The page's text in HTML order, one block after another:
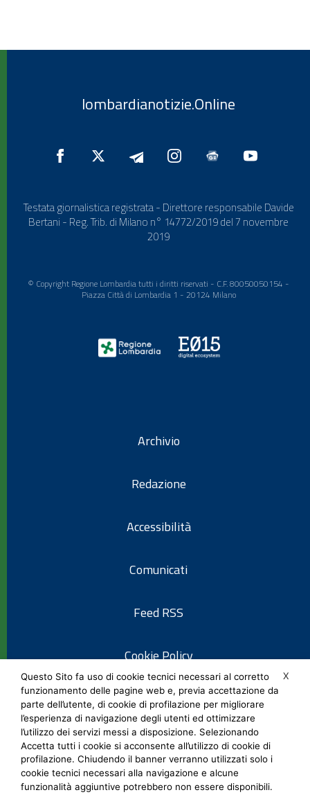
lombardianotizie.Online
Testata giornalistica registrata - Direttore responsabile Davide
Bertani - Reg. Trib. di Milano n° 14772/2019 del 7 novembre
2019
© Copyright Regione Lombardia tutti i diritti riservati - C.F. 80050050154 -
Piazza Città di Lombardia 1 - 20124 Milano
Archivio
Redazione
Accessibilità
Comunicati
Feed RSS
Cookie Policy
Informativa privacy
Note legali
Social Media Policy
X
Questo Sito fa uso di cookie tecnici necessari al corretto
funzionamento delle pagine web e, previa accettazione da
parte dell’utente, di cookie di profilazione per migliorare
l’esperienza di navigazione degli utenti ed ottimizzare
l’utilizzo dei servizi messi a disposizione. Selezionando
Accetta tutti i cookie si acconsente all’utilizzo di cookie di
profilazione. Chiudendo il banner verranno utilizzati solo i
cookie tecnici necessari alla navigazione e alcune
funzionalità aggiuntive potrebbero non essere disponibili.